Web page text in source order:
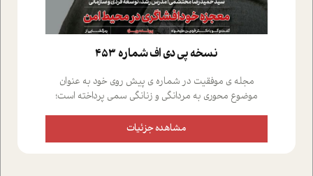
نسخه پي دي اف شماره 453
مجله ی موفقیت در شماره ی پیش روی خود به عنوان
موضوع محوری به مردانگی و زنانگی سمی پرداخته است؛
علیخواه، جامعه شناس در بخش های مختلف تلاش کرده ایم
از دریچه های گوناگون به این موضوع مهم بپردازیم.فصل
مشاهده جزئیات